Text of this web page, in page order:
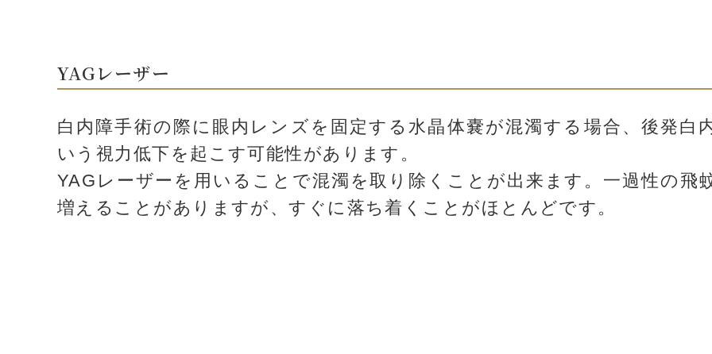
YAGレーザー
白内障手術の際に眼内レンズを固定する水晶体嚢が混濁する場合、後発白
いう視力低下を起こす可能性があります。
YAGレーザーを用いることで混濁を取り除くことが出来ます。一過性の飛
増えることがありますが、すぐに落ち着くことがほとんどです。